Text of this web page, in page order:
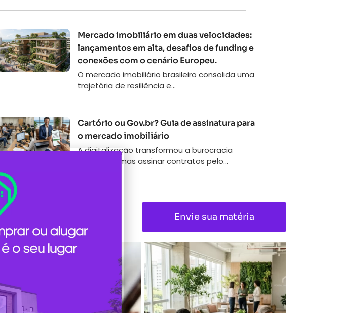
Mercado imobiliário em duas velocidades:
lançamentos em alta, desafios de funding e
conexões com o cenário Europeu.
O mercado imobiliário brasileiro consolida uma
trajetória de resiliência e...
Cartório ou Gov.br? Guia de assinatura para
o mercado imobiliário
A digitalização transformou a burocracia
imobiliária, mas assinar contratos pelo...
Envie sua matéria